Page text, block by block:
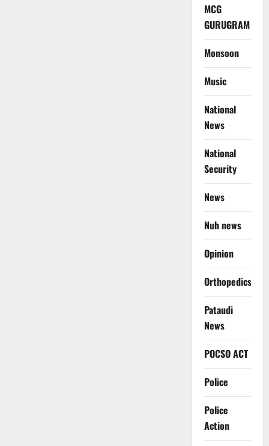
MCG
GURUGRAM
Monsoon
Music
National
News
National
Security
News
Nuh news
Opinion
Orthopedics
Pataudi
News
POCSO ACT
Police
Police
Action